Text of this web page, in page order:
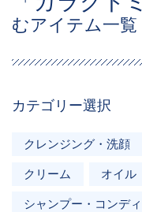
むアイテム一覧
カテゴリー選択
クレンジング・洗顔
クリーム オイル
シャンプー・コンデ